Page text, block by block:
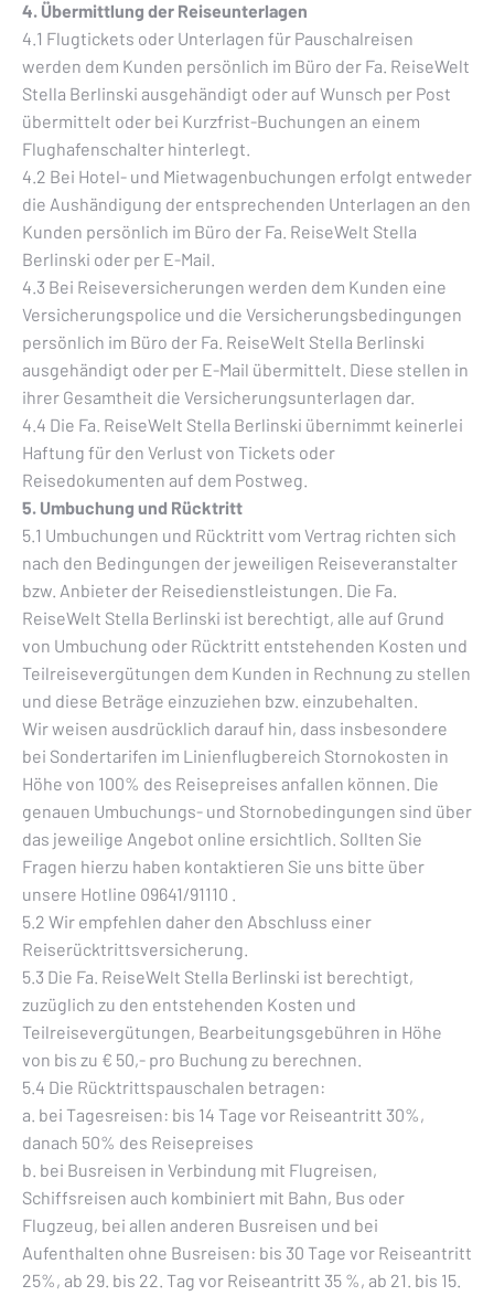
4. Übermittlung der Reiseunterlagen
4.1 Flugtickets oder Unterlagen für Pauschalreisen
werden dem Kunden persönlich im Büro der Fa. ReiseWelt
Stella Berlinski ausgehändigt oder auf Wunsch per Post
übermittelt oder bei Kurzfrist-Buchungen an einem
Flughafenschalter hinterlegt.
4.2 Bei Hotel- und Mietwagenbuchungen erfolgt entweder
die Aushändigung der entsprechenden Unterlagen an den
Kunden persönlich im Büro der Fa. ReiseWelt Stella
Berlinski oder per E-Mail.
4.3 Bei Reiseversicherungen werden dem Kunden eine
Versicherungspolice und die Versicherungsbedingungen
persönlich im Büro der Fa. ReiseWelt Stella Berlinski
ausgehändigt oder per E-Mail übermittelt. Diese stellen in
ihrer Gesamtheit die Versicherungsunterlagen dar.
4.4 Die Fa. ReiseWelt Stella Berlinski übernimmt keinerlei
Haftung für den Verlust von Tickets oder
Reisedokumenten auf dem Postweg.
5. Umbuchung und Rücktritt
5.1 Umbuchungen und Rücktritt vom Vertrag richten sich
nach den Bedingungen der jeweiligen Reiseveranstalter
bzw. Anbieter der Reisedienstleistungen. Die Fa.
ReiseWelt Stella Berlinski ist berechtigt, alle auf Grund
von Umbuchung oder Rücktritt entstehenden Kosten und
Teilreisevergütungen dem Kunden in Rechnung zu stellen
und diese Beträge einzuziehen bzw. einzubehalten.
Wir weisen ausdrücklich darauf hin, dass insbesondere
bei Sondertarifen im Linienflugbereich Stornokosten in
Höhe von 100% des Reisepreises anfallen können. Die
genauen Umbuchungs- und Stornobedingungen sind über
das jeweilige Angebot online ersichtlich. Sollten Sie
Fragen hierzu haben kontaktieren Sie uns bitte über
unsere Hotline 09641/91110 .
5.2 Wir empfehlen daher den Abschluss einer
Reiserücktrittsversicherung.
5.3 Die Fa. ReiseWelt Stella Berlinski ist berechtigt,
zuzüglich zu den entstehenden Kosten und
Teilreisevergütungen, Bearbeitungsgebühren in Höhe
von bis zu € 50,- pro Buchung zu berechnen.
5.4 Die Rücktrittspauschalen betragen:
a. bei Tagesreisen: bis 14 Tage vor Reiseantritt 30%,
danach 50% des Reisepreises
b. bei Busreisen in Verbindung mit Flugreisen,
Schiffsreisen auch kombiniert mit Bahn, Bus oder
Flugzeug, bei allen anderen Busreisen und bei
Aufenthalten ohne Busreisen: bis 30 Tage vor Reiseantritt
25%, ab 29. bis 22. Tag vor Reiseantritt 35 %, ab 21. bis 15.